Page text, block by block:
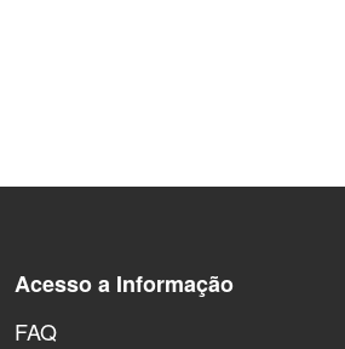
Acesso a Informação
FAQ